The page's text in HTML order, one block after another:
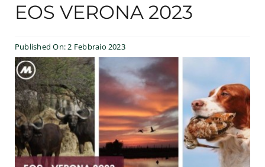
A palla
Le riserve di caccia
Esperienze
#We Fish
EOS VERONA 2023
Published On: 2 Febbraio 2023